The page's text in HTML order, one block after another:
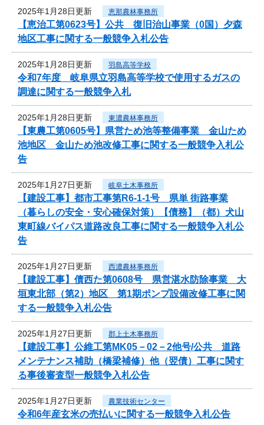
2025年1月28日更新 恵那農林事務所
【恵治工第0623号】公共 復旧治山事業（0国）夕森
地区工事に関する一般競争入札公告
2025年1月28日更新 羽島高等学校
令和7年度 岐阜県立羽島高等学校で使用するガスの
調達に関する一般競争入札
2025年1月28日更新 東濃農林事務所
【東農工第0605号】県営ため池等整備事業 金山ため
池地区 金山ため池改修工事に関する一般競争入札公
告
2025年1月27日更新 岐阜土木事務所
【建設工事】都市工事第R6-1-1号 県単 街路事業
（暮らしの安全・安心確保対策）【債務】（都）犬山
東町線バイパス道路改良工事に関する一般競争入札公
告
2025年1月27日更新 西濃農林事務所
【建設工事】債西た第0608号 県営湛水防除事業 大
垣東北部（第2）地区 第1期ポンプ設備改修工事に関
する一般競争入札公告
2025年1月27日更新 郡上土木事務所
【建設工事】公維工第MK05－02－2他号/公共 道路
メンテナンス補助（橋梁補修）他（翌債）工事に関す
る事後審査型一般競争入札公告
2025年1月27日更新 農業技術センター
令和6年産玄米の売払いに関する一般競争入札公告